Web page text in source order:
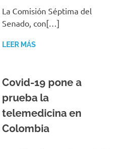
La Comisión Séptima del
Senado, con[…]
LEER MÁS
Covid-19 pone a
prueba la
telemedicina en
Colombia